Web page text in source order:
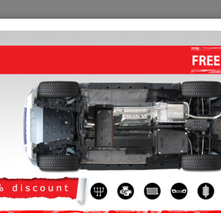
KRYT POD MOTOR HOME DOPRAVA
pro motor a převodovku pro vozidla Mazda, model
snadno se montují, za přijatelné ceny. Kryt pod motor
-16%